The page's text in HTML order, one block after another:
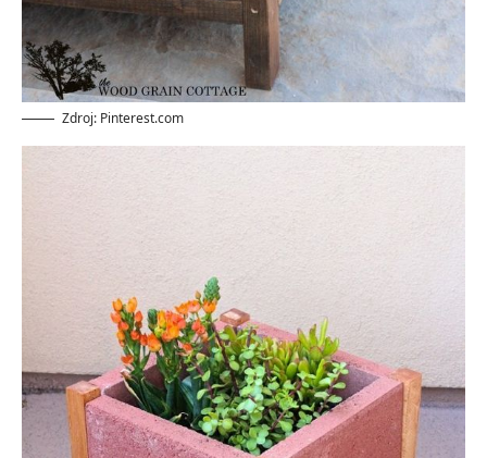
Zdroj: Pinterest.com